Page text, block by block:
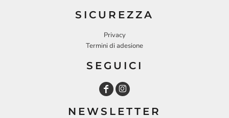
SICUREZZA
Privacy
Termini di adesione
SEGUICI
NEWSLETTER